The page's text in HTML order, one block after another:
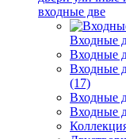
входные две
Входные
Входные
Входные
(17)
Входные
Входные